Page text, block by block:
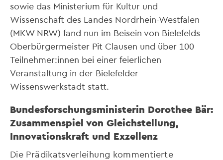
sowie das Ministerium für Kultur und
Wissenschaft des Landes Nordrhein-Westfalen
(MKW NRW) fand nun im Beisein von Bielefelds
Oberbürgermeister Pit Clausen und über 100
Teilnehmer:innen bei einer feierlichen
Veranstaltung in der Bielefelder
Wissenswerkstadt statt.
Bundesforschungsministerin Dorothee Bär:
Zusammenspiel von Gleichstellung,
Innovationskraft und Exzellenz
Die Prädikatsverleihung kommentierte